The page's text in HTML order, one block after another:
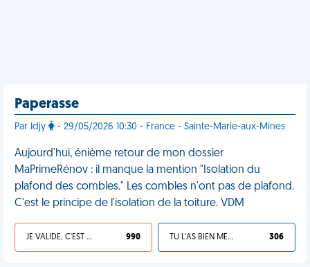
Paperasse
Par Idjy - 29/05/2026 10:30 - France - Sainte-Marie-aux-Mines
Aujourd'hui, énième retour de mon dossier
MaPrimeRénov : il manque la mention "Isolation du
plafond des combles." Les combles n'ont pas de plafond.
C'est le principe de l'isolation de la toiture. VDM
JE VALIDE, C'EST UNE VDM 990 TU L'AS BIEN MÉRITÉ 306